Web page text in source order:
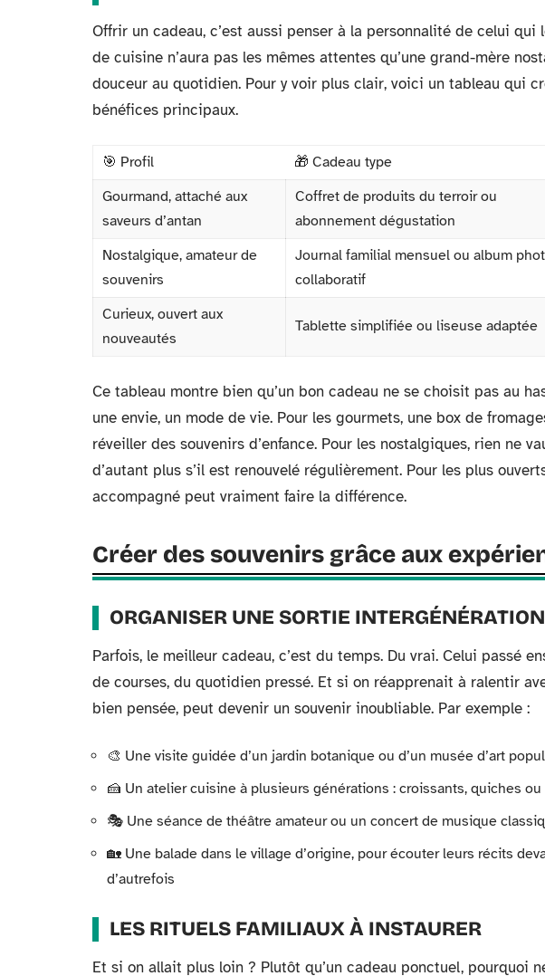
Offrir un cadeau, c’est aussi penser à la personnalité de celui
de cuisine n’aura pas les mêmes attentes qu’une grand-mère
douceur au quotidien. Pour y voir plus clair, voici un tableau qui
bénéfices principaux.
🎯 Profil 🎁 Cadeau type
Gourmand, attaché aux
saveurs d’antan
Coffret de produits du terroir ou
abonnement dégustation
Nostalgique, amateur de
souvenirs
Journal familial mensuel ou album
collaboratif
Curieux, ouvert aux
nouveautés
Tablette simplifiée ou liseuse adaptée
Ce tableau montre bien qu’un bon cadeau ne se choisit pas au
une envie, un mode de vie. Pour les gourmets, une box de
réveiller des souvenirs d’enfance. Pour les nostalgiques, rien ne
d’autant plus s’il est renouvelé régulièrement. Pour les plus
accompagné peut vraiment faire la différence.
Créer des souvenirs grâce aux
ORGANISER UNE SORTIE
Parfois, le meilleur cadeau, c’est du temps. Du vrai. Celui passé
de courses, du quotidien pressé. Et si on réapprenait à ralentir
bien pensée, peut devenir un souvenir inoubliable. Par exemple :
🎨 Une visite guidée d’un jardin botanique ou d’un musée d’art
🍰 Un atelier cuisine à plusieurs générations : croissants, quiches
🎭 Une séance de théâtre amateur ou un concert de musique
🏡 Une balade dans le village d’origine, pour écouter leurs récits
d’autrefois
LES RITUELS FAMILIAUX À INSTAURER
Et si on allait plus loin ? Plutôt qu’un cadeau ponctuel, pourquoi